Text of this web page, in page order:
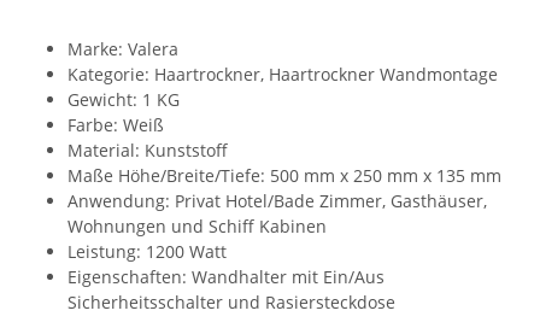
Marke: Valera
Kategorie: Haartrockner, Haartrockner Wandmontage
Gewicht: 1 KG
Farbe: Weiß
Material: Kunststoff
Maße Höhe/Breite/Tiefe: 500 mm x 250 mm x 135 mm
Anwendung: Privat Hotel/Bade Zimmer, Gasthäuser,
Wohnungen und Schiff Kabinen
Leistung: 1200 Watt
Eigenschaften: Wandhalter mit Ein/Aus
Sicherheitsschalter und Rasiersteckdose